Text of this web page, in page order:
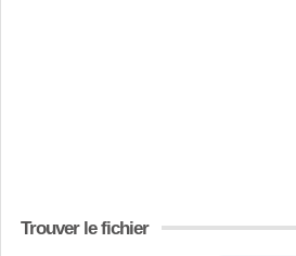
Trouver le fichier